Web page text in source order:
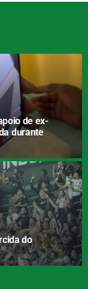
de ex-
durante
do